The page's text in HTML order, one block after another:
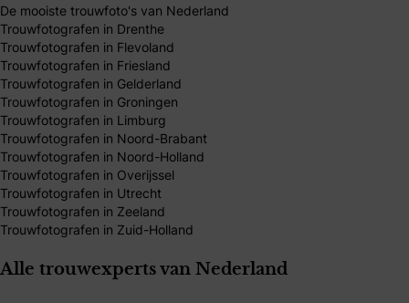
De mooiste trouwfoto's van Nederland
Trouwfotografen in Drenthe
Trouwfotografen in Flevoland
Trouwfotografen in Friesland
Trouwfotografen in Gelderland
Trouwfotografen in Groningen
Trouwfotografen in Limburg
Trouwfotografen in Noord-Brabant
Trouwfotografen in Noord-Holland
Trouwfotografen in Overijssel
Trouwfotografen in Utrecht
Trouwfotografen in Zeeland
Trouwfotografen in Zuid-Holland
Alle trouwexperts van Nederland